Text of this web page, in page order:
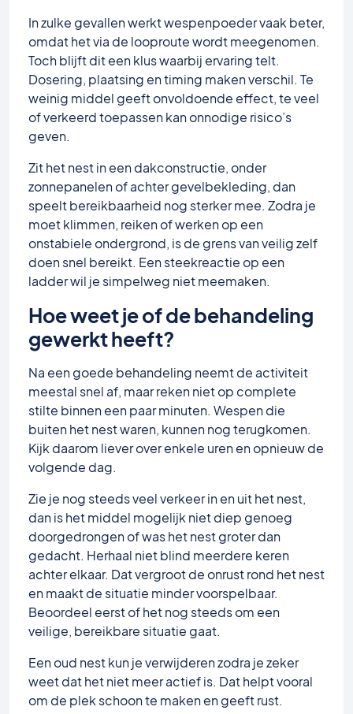
In zulke gevallen werkt wespenpoeder vaak beter,
omdat het via de looproute wordt meegenomen.
Toch blijft dit een klus waarbij ervaring telt.
Dosering, plaatsing en timing maken verschil. Te
weinig middel geeft onvoldoende effect, te veel
of verkeerd toepassen kan onnodige risico’s
geven.
Zit het nest in een dakconstructie, onder
zonnepanelen of achter gevelbekleding, dan
speelt bereikbaarheid nog sterker mee. Zodra je
moet klimmen, reiken of werken op een
onstabiele ondergrond, is de grens van veilig zelf
doen snel bereikt. Een steekreactie op een
ladder wil je simpelweg niet meemaken.
Hoe weet je of de behandeling
gewerkt heeft?
Na een goede behandeling neemt de activiteit
meestal snel af, maar reken niet op complete
stilte binnen een paar minuten. Wespen die
buiten het nest waren, kunnen nog terugkomen.
Kijk daarom liever over enkele uren en opnieuw de
volgende dag.
Zie je nog steeds veel verkeer in en uit het nest,
dan is het middel mogelijk niet diep genoeg
doorgedrongen of was het nest groter dan
gedacht. Herhaal niet blind meerdere keren
achter elkaar. Dat vergroot de onrust rond het nest
en maakt de situatie minder voorspelbaar.
Beoordeel eerst of het nog steeds om een
veilige, bereikbare situatie gaat.
Een oud nest kun je verwijderen zodra je zeker
weet dat het niet meer actief is. Dat helpt vooral
om de plek schoon te maken en geeft rust.